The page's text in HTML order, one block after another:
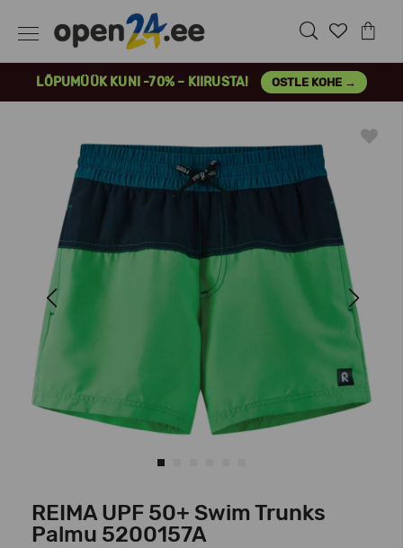
LÕPUMÜÜK KUNI -70% – KIIRUSTA! OSTLE KOHE →
Next
REIMA UPF 50+ Swim Trunks
Palmu 5200157A